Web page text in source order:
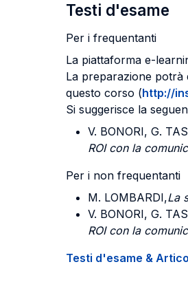
Testi d'esame
Per i frequentanti
La piattaforma e-
La preparazione potrà
questo corso (http://
Si suggerisce la
V. BONORI, G.
ROI con la
Per i non frequentanti
M. LOMBARDI,La
V. BONORI, G.
ROI con la
Testi d'esame &